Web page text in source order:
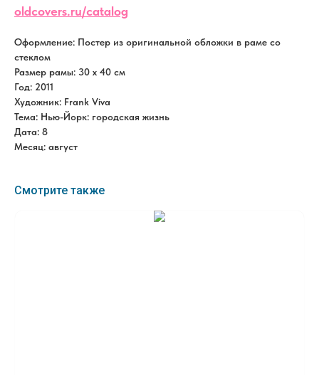
oldcovers.ru/catalog
Оформление: Постер из оригинальной обложки в раме со
стеклом
Размер рамы: 30 x 40 см
Год: 2011
Художник: Frank Viva
Тема: Нью-Йорк: городская жизнь
Дата: 8
Месяц: август
Смотрите также